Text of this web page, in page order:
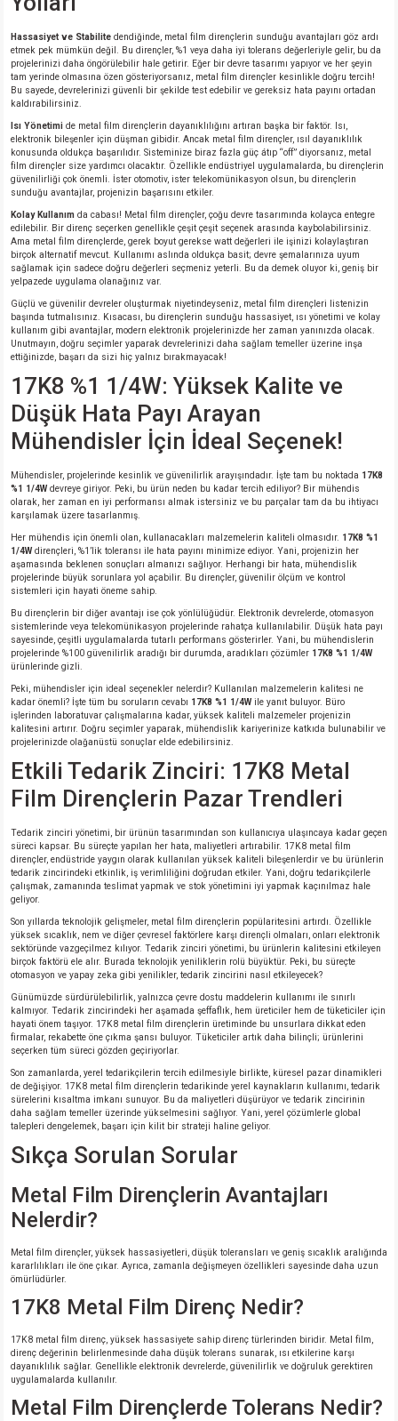
Hassasiyet ve Stabilite dendiğinde, metal film dirençlerin sunduğu avantajları göz ardı
etmek pek mümkün değil. Bu dirençler, %1 veya daha iyi tolerans değerleriyle gelir, bu da
projelerinizi daha öngörülebilir hale getirir. Eğer bir devre tasarımı yapıyor ve her şeyin
tam yerinde olmasına özen gösteriyorsanız, metal film dirençler kesinlikle doğru tercih!
Bu sayede, devrelerinizi güvenli bir şekilde test edebilir ve gereksiz hata payını ortadan
kaldırabilirsiniz.
Isı Yönetimi de metal film dirençlerin dayanıklılığını artıran başka bir faktör. Isı,
elektronik bileşenler için düşman gibidir. Ancak metal film dirençler, ısıl dayanıklılık
konusunda oldukça başarılıdır. Sisteminize biraz fazla güç átıp “off” diyorsanız, metal
film dirençler size yardımcı olacaktır. Özellikle endüstriyel uygulamalarda, bu dirençlerin
güvenilirliği çok önemli. İster otomotiv, ister telekomünikasyon olsun, bu dirençlerin
sunduğu avantajlar, projenizin başarısını etkiler.
Kolay Kullanım da cabası! Metal film dirençler, çoğu devre tasarımında kolayca entegre
edilebilir. Bir direnç seçerken genellikle çeşit çeşit seçenek arasında kaybolabilirsiniz.
Ama metal film dirençlerde, gerek boyut gerekse watt değerleri ile işinizi kolaylaştıran
birçok alternatif mevcut. Kullanımı aslında oldukça basit; devre şemalarınıza uyum
sağlamak için sadece doğru değerleri seçmeniz yeterli. Bu da demek oluyor ki, geniş bir
yelpazede uygulama olanağınız var.
Güçlü ve güvenilir devreler oluşturmak niyetindeyseniz, metal film dirençleri listenizin
başında tutmalısınız. Kısacası, bu dirençlerin sunduğu hassasiyet, ısı yönetimi ve kolay
kullanım gibi avantajlar, modern elektronik projelerinizde her zaman yanınızda olacak.
Unutmayın, doğru seçimler yaparak devrelerinizi daha sağlam temeller üzerine inşa
ettiğinizde, başarı da sizi hiç yalnız bırakmayacak!
17K8 %1 1/4W: Yüksek Kalite ve
Düşük Hata Payı Arayan
Mühendisler İçin İdeal Seçenek!
Mühendisler, projelerinde kesinlik ve güvenilirlik arayışındadır. İşte tam bu noktada 17K8
%1 1/4Wdevreye giriyor. Peki, bu ürün neden bu kadar tercih ediliyor? Bir mühendis
olarak, her zaman en iyi performansı almak istersiniz ve bu parçalar tam da bu ihtiyacı
karşılamak üzere tasarlanmış.
Her mühendis için önemli olan, kullanacakları malzemelerin kaliteli olmasıdır. 17K8 %1
1/4Wdirençleri, %1’lik toleransı ile hata payını minimize ediyor. Yani, projenizin her
aşamasında beklenen sonuçları almanızı sağlıyor. Herhangi bir hata, mühendislik
projelerinde büyük sorunlara yol açabilir. Bu dirençler, güvenilir ölçüm ve kontrol
sistemleri için hayati öneme sahip.
Bu dirençlerin bir diğer avantajı ise çok yönlülüğüdür. Elektronik devrelerde, otomasyon
sistemlerinde veya telekomünikasyon projelerinde rahatça kullanılabilir. Düşük hata payı
sayesinde, çeşitli uygulamalarda tutarlı performans gösterirler. Yani, bu mühendislerin
projelerinde %100 güvenilirlik aradığı bir durumda, aradıkları çözümler 17K8 %1 1/4W
ürünlerinde gizli.
Peki, mühendisler için ideal seçenekler nelerdir? Kullanılan malzemelerin kalitesi ne
kadar önemli? İşte tüm bu soruların cevabı 17K8 %1 1/4Wile yanıt buluyor. Büro
işlerinden laboratuvar çalışmalarına kadar, yüksek kaliteli malzemeler projenizin
kalitesini artırır. Doğru seçimler yaparak, mühendislik kariyerinize katkıda bulunabilir ve
projelerinizde olağanüstü sonuçlar elde edebilirsiniz.
Etkili Tedarik Zinciri: 17K8 Metal
Film Dirençlerin Pazar Trendleri
Tedarik zinciri yönetimi, bir ürünün tasarımından son kullanıcıya ulaşıncaya kadar geçen
süreci kapsar. Bu süreçte yapılan her hata, maliyetleri artırabilir. 17K8 metal film
dirençler, endüstride yaygın olarak kullanılan yüksek kaliteli bileşenlerdir ve bu ürünlerin
tedarik zincirindeki etkinlik, iş verimliliğini doğrudan etkiler. Yani, doğru tedarikçilerle
çalışmak, zamanında teslimat yapmak ve stok yönetimini iyi yapmak kaçınılmaz hale
geliyor.
Son yıllarda teknolojik gelişmeler, metal film dirençlerin popülaritesini artırdı. Özellikle
yüksek sıcaklık, nem ve diğer çevresel faktörlere karşı dirençli olmaları, onları elektronik
sektöründe vazgeçilmez kılıyor. Tedarik zinciri yönetimi, bu ürünlerin kalitesini etkileyen
birçok faktörü ele alır. Burada teknolojik yeniliklerin rolü büyüktür. Peki, bu süreçte
otomasyon ve yapay zeka gibi yenilikler, tedarik zincirini nasıl etkileyecek?
Günümüzde sürdürülebilirlik, yalnızca çevre dostu maddelerin kullanımı ile sınırlı
kalmıyor. Tedarik zincirindeki her aşamada şeffaflık, hem üreticiler hem de tüketiciler için
hayati önem taşıyor. 17K8 metal film dirençlerin üretiminde bu unsurlara dikkat eden
firmalar, rekabette öne çıkma şansı buluyor. Tüketiciler artık daha bilinçli; ürünlerini
seçerken tüm süreci gözden geçiriyorlar.
Son zamanlarda, yerel tedarikçilerin tercih edilmesiyle birlikte, küresel pazar dinamikleri
de değişiyor. 17K8 metal film dirençlerin tedarikinde yerel kaynakların kullanımı, tedarik
sürelerini kısaltma imkanı sunuyor. Bu da maliyetleri düşürüyor ve tedarik zincirinin
daha sağlam temeller üzerinde yükselmesini sağlıyor. Yani, yerel çözümlerle global
talepleri dengelemek, başarı için kilit bir strateji haline geliyor.
Sıkça Sorulan Sorular
Metal Film Dirençlerin Avantajları
Nelerdir?
Metal film dirençler, yüksek hassasiyetleri, düşük toleransları ve geniş sıcaklık aralığında
kararlılıkları ile öne çıkar. Ayrıca, zamanla değişmeyen özellikleri sayesinde daha uzun
ömürlüdürler.
17K8 Metal Film Direnç Nedir?
17K8 metal film direnç, yüksek hassasiyete sahip direnç türlerinden biridir. Metal film,
direnç değerinin belirlenmesinde daha düşük tolerans sunarak, ısı etkilerine karşı
dayanıklılık sağlar. Genellikle elektronik devrelerde, güvenilirlik ve doğruluk gerektiren
uygulamalarda kullanılır.
Metal Film Dirençlerde Tolerans Nedir?